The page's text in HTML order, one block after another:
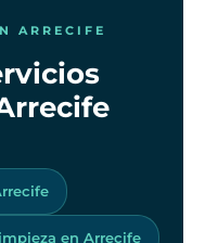
ARRECIFE
en Arrecife